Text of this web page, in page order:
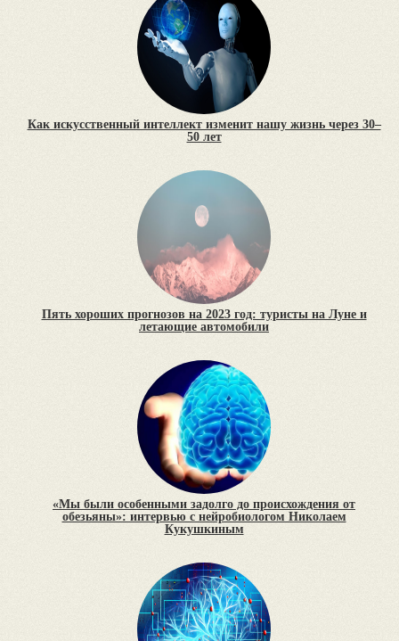
Как искусственный интеллект изменит нашу жизнь через 30–
50 лет
Пять хороших прогнозов на 2023 год: туристы на Луне и
летающие автомобили
«Мы были особенными задолго до происхождения от
обезьяны»: интервью с нейробиологом Николаем
Кукушкиным